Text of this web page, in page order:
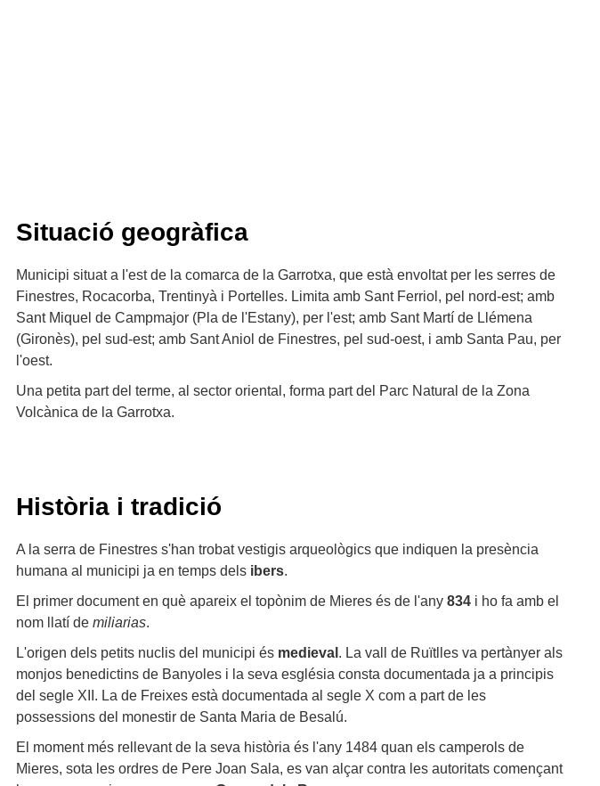
Situació geogràfica
Municipi situat a l'est de la comarca de la Garrotxa, que està envoltat per les serres de
Finestres, Rocacorba, Trentinyà i Portelles. Limita amb Sant Ferriol, pel nord-est; amb
Sant Miquel de Campmajor (Pla de l'Estany), per l'est; amb Sant Martí de Llémena
(Gironès), pel sud-est; amb Sant Aniol de Finestres, pel sud-oest, i amb Santa Pau, per
l'oest.
Una petita part del terme, al sector oriental, forma part del Parc Natural de la Zona
Volcànica de la Garrotxa.
Història i tradició
A la serra de Finestres s'han trobat vestigis arqueològics que indiquen la presència
humana al municipi ja en temps dels ibers.
El primer document en què apareix el topònim de Mieres és de l'any 834 i ho fa amb el
nom llatí de miliarias.
L'origen dels petits nuclis del municipi és medieval . La vall de Ruïtlles va pertànyer als
monjos benedictins de Banyoles i la seva església consta documentada ja a principis
del segle XII. La de Freixes està documentada al segle X com a part de les
possessions del monestir de Santa Maria de Besalú.
El moment més rellevant de la seva història és l'any 1484 quan els camperols de
Mieres, sota les ordres de Pere Joan Sala, es van alçar contra les autoritats començant